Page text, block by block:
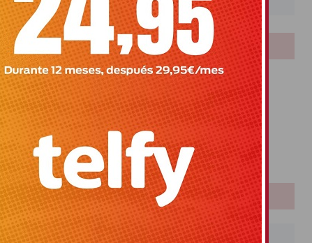
LOTERIAS
Bonoloto
Primitiva
El Gordo
Euromillones
Loteria
Once
PUBLICIDAD